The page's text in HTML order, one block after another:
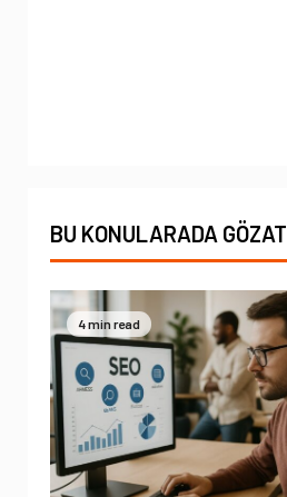
BU KONULARADA GÖZAT
4 min read